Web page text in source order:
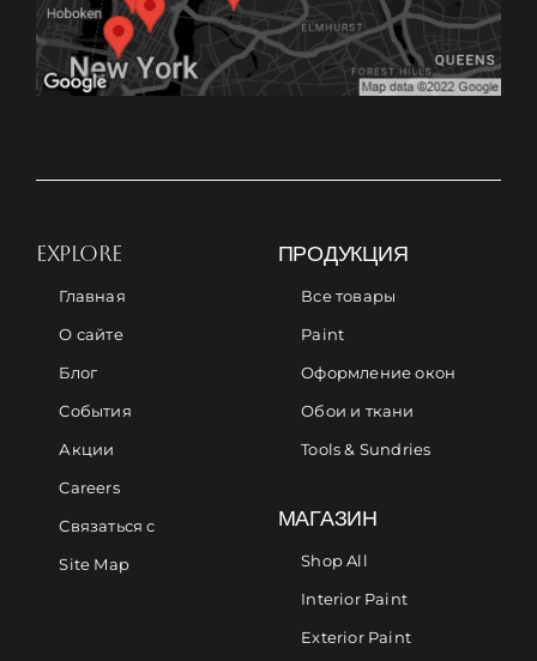
EXPLORE
Главная
О сайте
Блог
События
Акции
Careers
Связаться с
Site Map
ПРОДУКЦИЯ
Все товары
Paint
Оформление окон
Обои и ткани
Tools & Sundries
МАГАЗИН
Shop All
Interior Paint
Exterior Paint